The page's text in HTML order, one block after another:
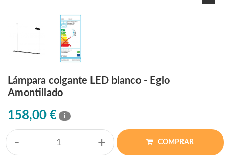
Lámpara colgante LED blanco - Eglo
Amontillado
158,00 € i
- + COMPRAR